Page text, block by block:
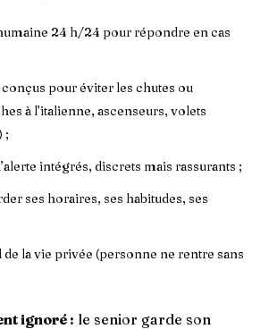
24 h/24 pour répondre en cas
pour éviter les chutes ou
à l’italienne, ascenseurs, volets
;
intégrés, discrets mais rassurants ;
ses horaires, ses habitudes, ses
de la vie privée (personne ne rentre sans
ignoré : le senior garde son